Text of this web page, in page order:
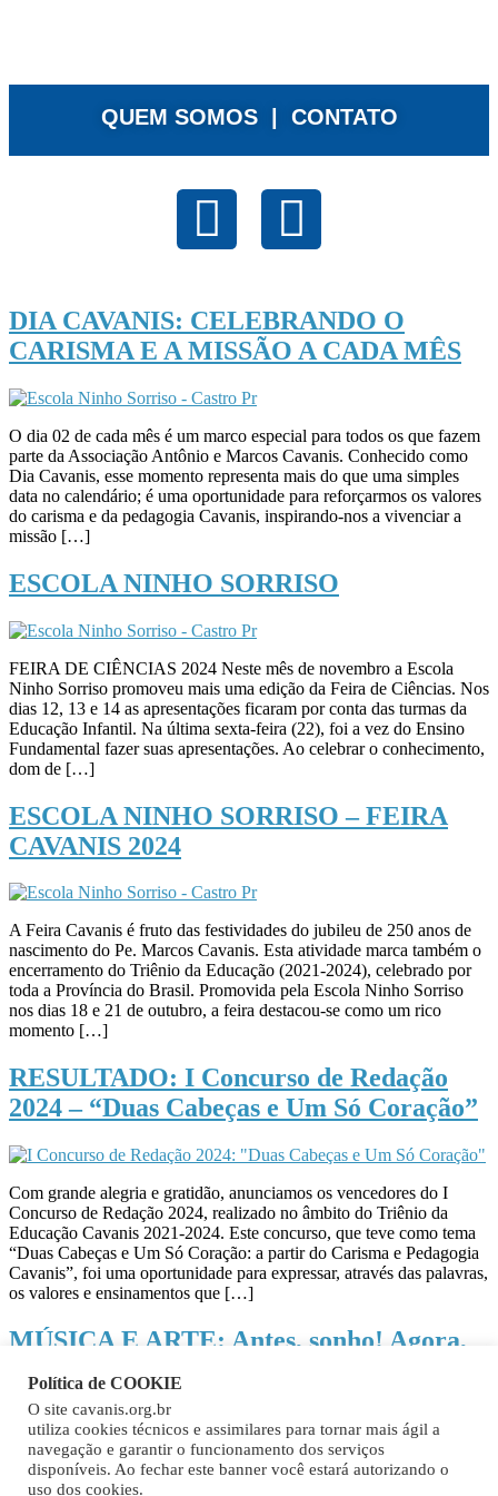
QUEM SOMOS | CONTATO
DIA CAVANIS: CELEBRANDO O
CARISMA E A MISSÃO A CADA MÊS
O dia 02 de cada mês é um marco especial para todos os que fazem
parte da Associação Antônio e Marcos Cavanis. Conhecido como
Dia Cavanis, esse momento representa mais do que uma simples
data no calendário; é uma oportunidade para reforçarmos os valores
do carisma e da pedagogia Cavanis, inspirando-nos a vivenciar a
missão […]
ESCOLA NINHO SORRISO
FEIRA DE CIÊNCIAS 2024 Neste mês de novembro a Escola
Ninho Sorriso promoveu mais uma edição da Feira de Ciências. Nos
dias 12, 13 e 14 as apresentações ficaram por conta das turmas da
Educação Infantil. Na última sexta-feira (22), foi a vez do Ensino
Fundamental fazer suas apresentações. Ao celebrar o conhecimento,
dom de […]
ESCOLA NINHO SORRISO – FEIRA
CAVANIS 2024
A Feira Cavanis é fruto das festividades do jubileu de 250 anos de
nascimento do Pe. Marcos Cavanis. Esta atividade marca também o
encerramento do Triênio da Educação (2021-2024), celebrado por
toda a Província do Brasil. Promovida pela Escola Ninho Sorriso
nos dias 18 e 21 de outubro, a feira destacou-se como um rico
momento […]
RESULTADO: I Concurso de Redação
2024 – “Duas Cabeças e Um Só Coração”
Com grande alegria e gratidão, anunciamos os vencedores do I
Concurso de Redação 2024, realizado no âmbito do Triênio da
Educação Cavanis 2021-2024. Este concurso, que teve como tema
“Duas Cabeças e Um Só Coração: a partir do Carisma e Pedagogia
Cavanis”, foi uma oportunidade para expressar, através das palavras,
os valores e ensinamentos que […]
MÚSICA E ARTE: Antes, sonho! Agora,
realidade!
Com 53 anos de tradição educativa Cavanis em Castro, no Paraná, a
Escola Ninho Sorriso segue colecionando conquistas! Neste ano,
Política de COOKIE
O site cavanis.org.br
utiliza cookies técnicos e assimilares para tornar mais ágil a
navegação e garantir o funcionamento dos serviços
disponíveis. Ao fechar este banner você estará autorizando o
uso dos cookies.